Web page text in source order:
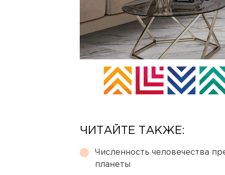
ЧИТАЙТЕ ТАКЖЕ:
Численность человечества
планеты